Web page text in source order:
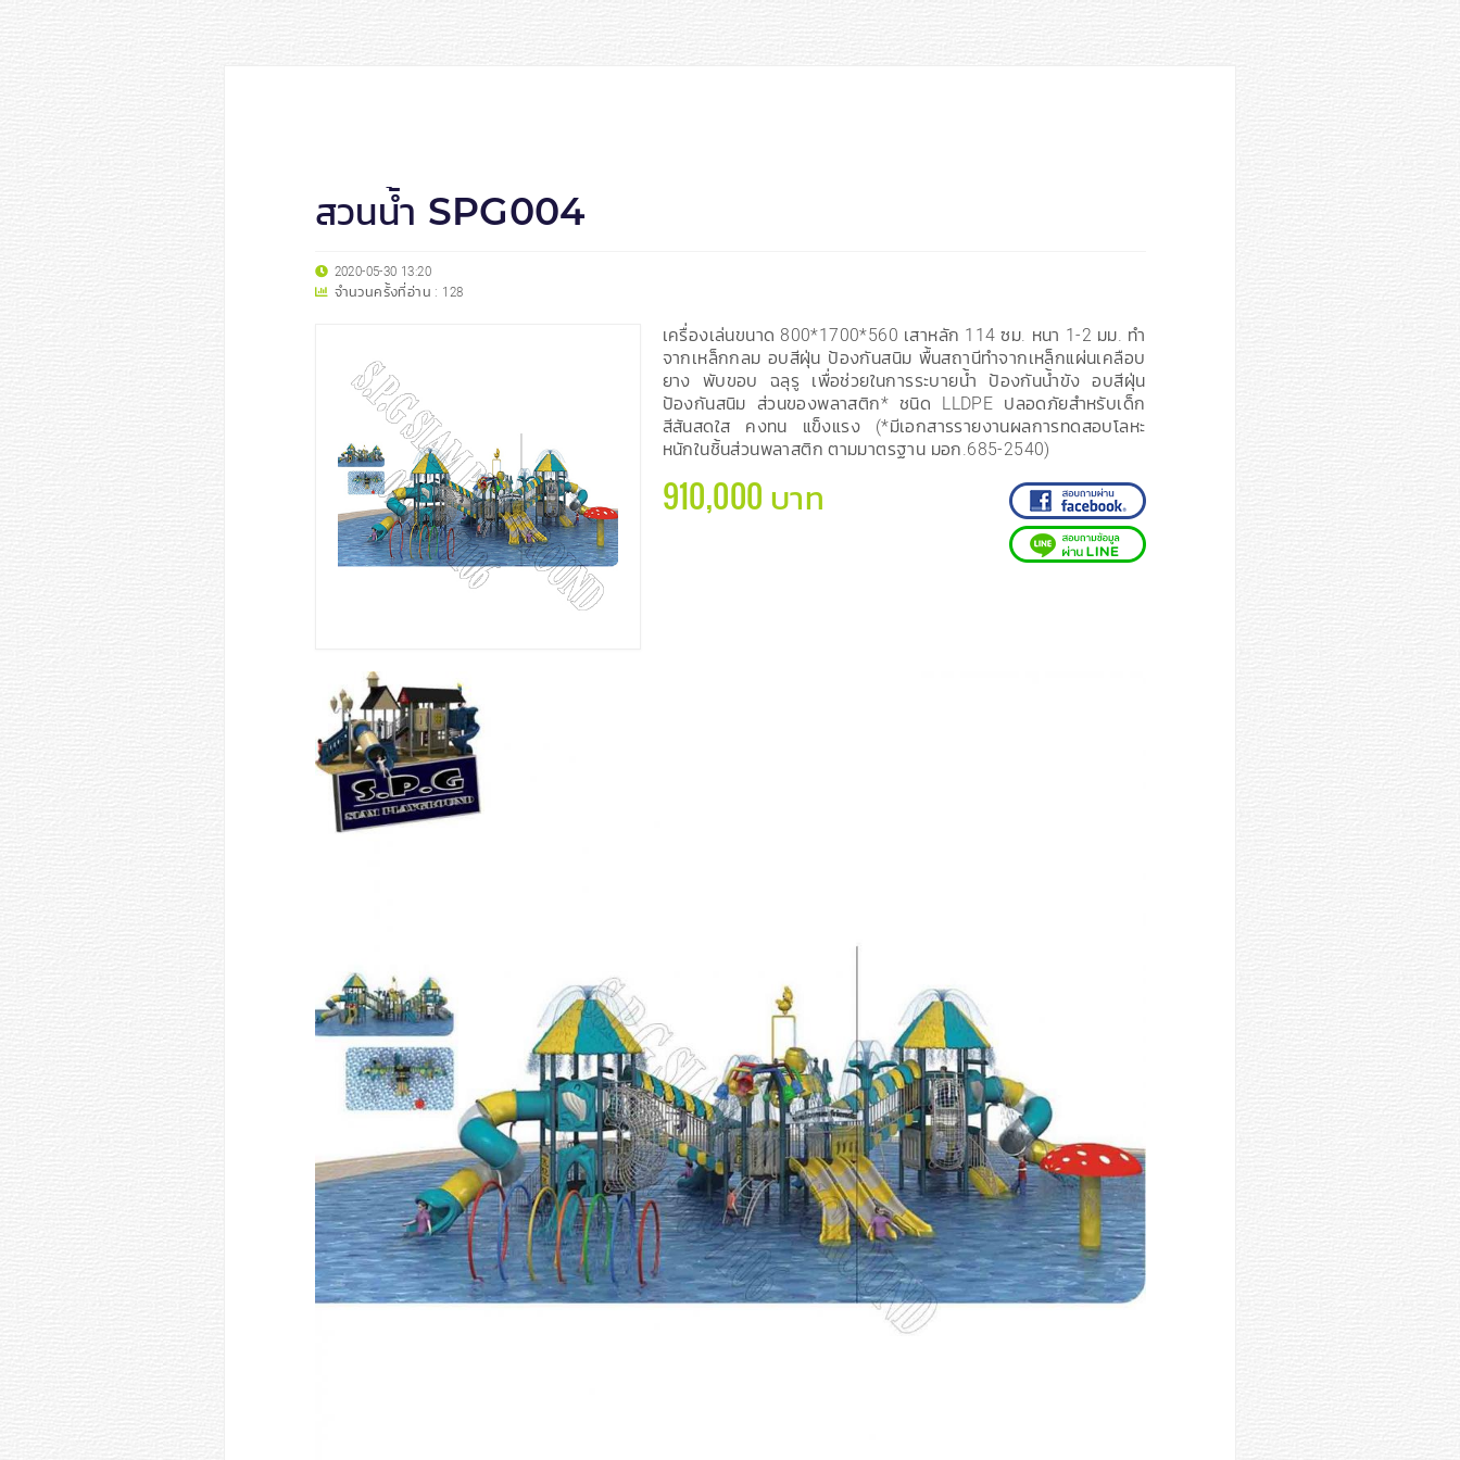
สวนน้ำ SPG004
2020-05-30 13:20
จำนวนครั้งที่อ่าน : 128
เครื่องเล่นขนาด 800*1700*560 เสาหลัก 114 ซม. หนา 1-2 มม. ทำ
จากเหล็กกลม อบสีฝุ่น ป้องกันสนิม พื้นสถานีทำจากเหล็กแผ่นเคลือบ
ยาง พับขอบ ฉลุรู เพื่อช่วยในการระบายน้ำ ป้องกันน้ำขัง อบสีฝุ่น
ป้องกันสนิม ส่วนของพลาสติก* ชนิด LLDPE ปลอดภัยสำหรับเด็ก
สีสันสดใส คงทน แข็งแรง (*มีเอกสารรายงานผลการทดสอบโลหะ
หนักในชิ้นส่วนพลาสติก ตามมาตรฐาน มอก.685-2540)
910,000 บาท